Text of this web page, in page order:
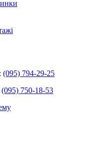
(095) 794-29-25
(095) 750-18-53